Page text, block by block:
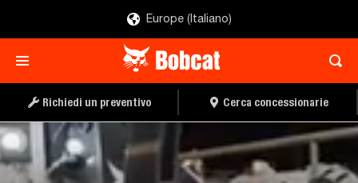
Europe (Italiano)
Richiedi un preventivo Cerca concessionarie